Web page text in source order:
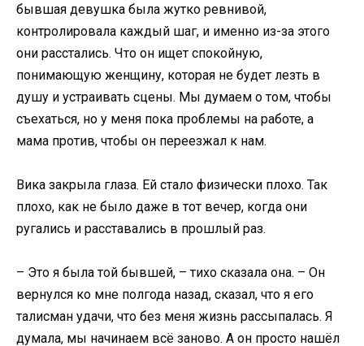
бывшая девушка была жутко ревнивой,
контролировала каждый шаг, и именно из-за этого
они расстались. Что он ищет спокойную,
понимающую женщину, которая не будет лезть в
душу и устраивать сцены. Мы думаем о том, чтобы
съехаться, но у меня пока проблемы на работе, а
мама против, чтобы он переезжал к нам.
Вика закрыла глаза. Ей стало физически плохо. Так
плохо, как не было даже в тот вечер, когда они
ругались и расставались в прошлый раз.
– Это я была той бывшей, – тихо сказала она. – Он
вернулся ко мне полгода назад, сказал, что я его
талисман удачи, что без меня жизнь рассыпалась. Я
думала, мы начинаем всё заново. А он просто нашёл